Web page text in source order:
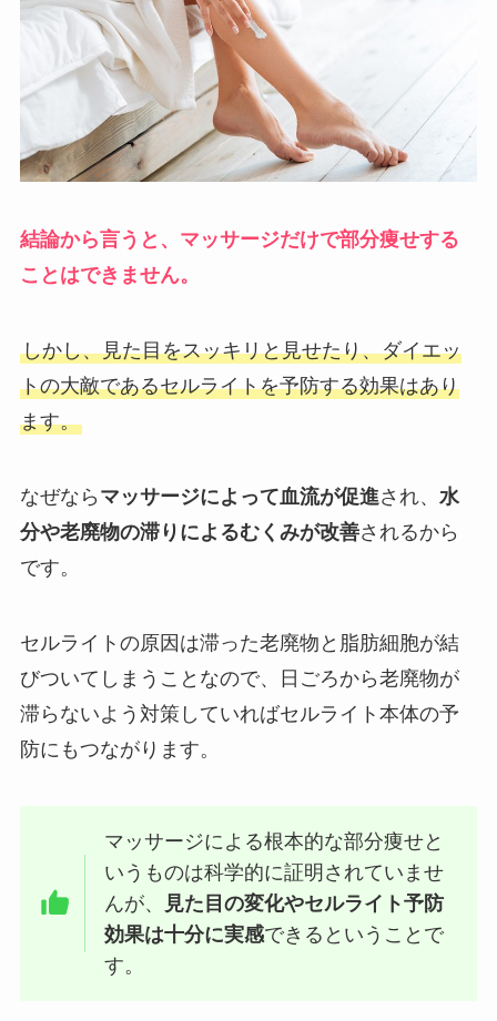
結論から言うと、マッサージだけで部分痩せする
ことはできません。
しかし、見た目をスッキリと見せたり、ダイエッ
トの大敵であるセルライトを予防する効果はあり
ます。
なぜなら マッサージによって血流が促進され、 水
分や老廃物の滞りによるむくみが改善されるから
です。
セルライトの原因は滞った老廃物と脂肪細胞が結
びついてしまうことなので、日ごろから老廃物が
滞らないよう対策していればセルライト本体の予
防にもつながります。
マッサージによる根本的な部分痩せと
いうものは科学的に証明されていませ
んが、
見た目の変化やセルライト予防
効果は十分に実感できるということで
す。